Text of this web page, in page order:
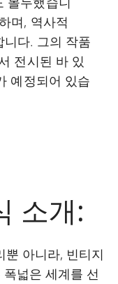
며, 역사적
니다. 그의 작품
전시된 바 있
예정되어 있습
소개:
아니라, 빈티지
넓은 세계를 선